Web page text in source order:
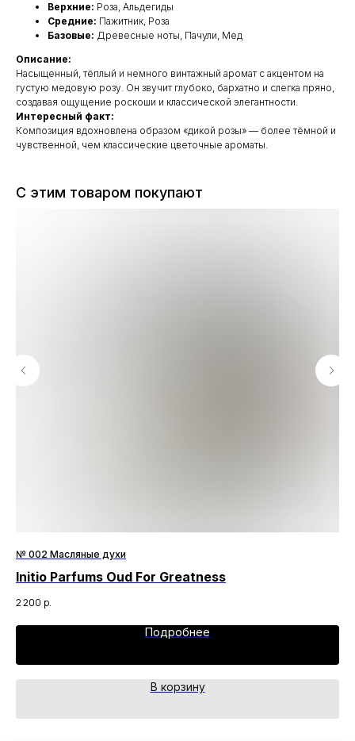
Верхние: Роза, Альдегиды
Средние: Пажитник, Роза
Базовые: Древесные ноты, Пачули, Мед
Описание:
Насыщенный, тёплый и немного винтажный аромат с акцентом на
густую медовую розу. Он звучит глубоко, бархатно и слегка пряно,
создавая ощущение роскоши и классической элегантности.
Интересный факт:
Композиция вдохновлена образом «дикой розы» — более тёмной и
чувственной, чем классические цветочные ароматы.
С этим товаром покупают
№ 002 Масляные духи
Initio Parfums Oud For Greatness
2 200 р.
Подробнее
В корзину